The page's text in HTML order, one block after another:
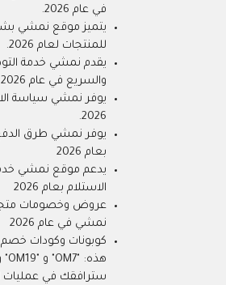
في عام 2026.
يتميز موقع نمشي
للمنتجات لعام 2026.
يقدم نمشي خدمة
والسريع في عام 2026
يوفر نمشي سياسة
2026.
يوفر نمشي طرق
بعام 2026
يدعم موقع نمشي
الاستلام بعام 2026
عروض وخصومات
نمشي في عام 2026
كوبونات وكودات
سترافقك في عمليات